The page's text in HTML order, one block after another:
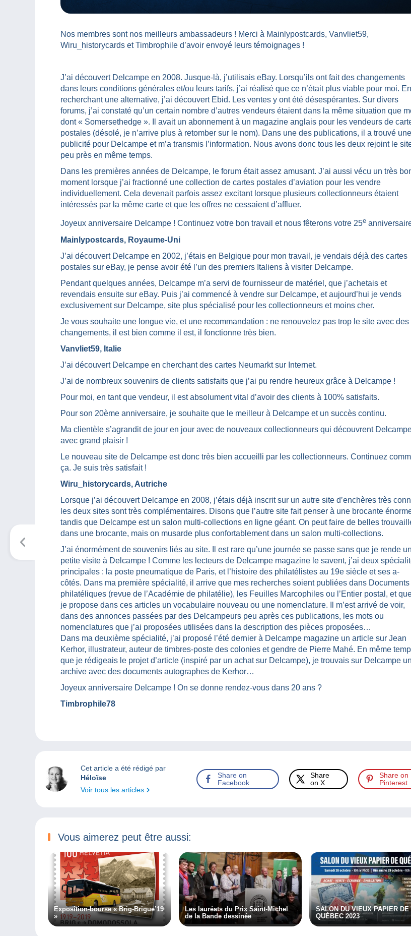
Nos membres sont nos meilleurs ambassadeurs ! Merci à Mainlypostcards, Vanvliet59,
Wiru_historycards et Timbrophile d’avoir envoyé leurs témoignages !
J’ai découvert Delcampe en 2008. Jusque-là, j’utilisais eBay. Lorsqu’ils ont fait des changements
dans leurs conditions générales et/ou leurs tarifs, j’ai réalisé que ce n’était plus viable pour moi. En
recherchant une alternative, j’ai découvert Ebid. Les ventes y ont été désespérantes. Sur divers
forums, j’ai constaté qu’un certain nombre d’autres vendeurs étaient dans la même situation que
dont « Somersethedge ». Il avait un abonnement à un magazine anglais pour les vendeurs de
postales (désolé, je n’arrive plus à retomber sur le nom). Dans une des publications, il a trouvé une
publicité pour Delcampe et m’a transmis l’information. Nous avons donc tous les deux rejoint le
peu près en même temps.
Dans les premières années de Delcampe, le forum était assez amusant. J’ai aussi vécu un très
moment lorsque j’ai fractionné une collection de cartes postales d’aviation pour les vendre
individuellement. Cela devenait parfois assez excitant lorsque plusieurs collectionneurs étaient
intéressés par la même carte et que les offres ne cessaient d’affluer.
Joyeux anniversaire Delcampe ! Continuez votre bon travail et nous fêterons votre 25e
Mainlypostcards, Royaume-Uni
J’ai découvert Delcampe en 2002, j’étais en Belgique pour mon travail, je vendais déjà des cartes
postales sur eBay, je pense avoir été l’un des premiers Italiens à visiter Delcampe.
Pendant quelques années, Delcampe m’a servi de fournisseur de matériel, que j’achetais et
revendais ensuite sur eBay. Puis j’ai commencé à vendre sur Delcampe, et aujourd’hui je vends
exclusivement sur Delcampe, site plus spécialisé pour les collectionneurs et moins cher.
Je vous souhaite une longue vie, et une recommandation : ne renouvelez pas trop le site avec des
changements, il est bien comme il est, il fonctionne très bien.
Vanvliet59, Italie
J’ai découvert Delcampe en cherchant des cartes Neumarkt sur Internet.
J’ai de nombreux souvenirs de clients satisfaits que j’ai pu rendre heureux grâce à Delcampe !
Pour moi, en tant que vendeur, il est absolument vital d’avoir des clients à 100% satisfaits.
Pour son 20ème anniversaire, je souhaite que le meilleur à Delcampe et un succès continu.
Ma clientèle s’agrandit de jour en jour avec de nouveaux collectionneurs qui découvrent
avec grand plaisir !
Le nouveau site de Delcampe est donc très bien accueilli par les collectionneurs. Continuez
ça. Je suis très satisfait !
Wiru_historycards, Autriche
Lorsque j’ai découvert Delcampe en 2008, j’étais déjà inscrit sur un autre site d’enchères très
les deux sites sont très complémentaires. Disons que l’autre site fait penser à une brocante
tandis que Delcampe est un salon multi-collections en ligne géant. On peut faire de belles
dans une brocante, mais on musarde plus confortablement dans un salon multi-collections.
J’ai énormément de souvenirs liés au site. Il est rare qu’une journée se passe sans que je rende
petite visite à Delcampe ! Comme les lecteurs de Delcampe magazine le savent, j’ai deux
principales : la poste pneumatique de Paris, et l’histoire des philatélistes au 19e siècle et ses a-
côtés. Dans ma première spécialité, il arrive que mes recherches soient publiées dans Documents
philatéliques (revue de l’Académie de philatélie), les Feuilles Marcophiles ou l’Entier postal, et
je propose dans ces articles un vocabulaire nouveau ou une nomenclature. Il m’est arrivé de voir,
dans des annonces passées par des Delcampeurs peu après ces publications, les mots ou
nomenclatures que j’ai proposées utilisées dans la description des pièces proposées…
Dans ma deuxième spécialité, j’ai proposé l’été dernier à Delcampe magazine un article sur Jean
Kerhor, illustrateur, auteur de timbres-poste des colonies et gendre de Pierre Mahé. En même
que je rédigeais le projet d’article (inspiré par un achat sur Delcampe), je trouvais sur Delcampe
archive avec des documents autographes de Kerhor…
Joyeux anniversaire Delcampe ! On se donne rendez-vous dans 20 ans ?
Timbrophile78
Cet article a été rédigé par
Héloïse
Voir tous les articles
Share on
Facebook
Share
on X
Share on
Pinterest
Vous aimerez peut être aussi:
Exposition-bourse « Brig-Brigue’19
»
Les lauréats du Prix Saint-Michel
de la Bande dessinée
SALON DU VIEUX PAPIER DE
QUÉBEC 2023